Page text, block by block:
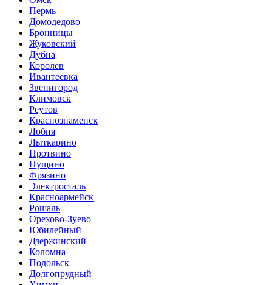
Пермь
Домодедово
Бронницы
Жуковский
Дубна
Королев
Ивантеевка
Звенигород
Климовск
Реутов
Краснознаменск
Лобня
Лыткарино
Протвино
Пущино
Фрязино
Электросталь
Красноармейск
Рошаль
Орехово-Зуево
Юбилейный
Дзержинский
Коломна
Подольск
Долгопрудный